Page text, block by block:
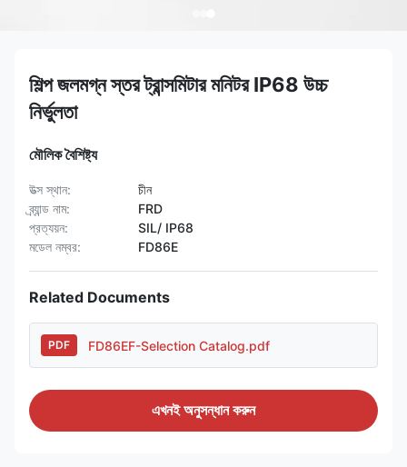
শিল্প জলমগ্ন স্তর ট্রান্সমিটার মনিটর IP68 উচ্চ
নির্ভুলতা
মৌলিক বৈশিষ্ট্য
উত্স স্থান:
চীন
ব্র্যান্ড নাম:
FRD
প্রত্যয়ন:
SIL/ IP68
মডেল নম্বর:
FD86E
Related Documents
PDF FD86EF-Selection Catalog.pdf
এখনই অনুসন্ধান করুন